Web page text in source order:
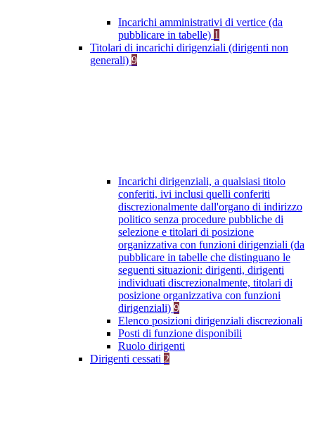
Incarichi amministrativi di vertice (da
pubblicare in tabelle) 1
Titolari di incarichi dirigenziali (dirigenti non
generali) 9
Incarichi dirigenziali, a qualsiasi titolo
conferiti, ivi inclusi quelli conferiti
discrezionalmente dall'organo di indirizzo
politico senza procedure pubbliche di
selezione e titolari di posizione
organizzativa con funzioni dirigenziali (da
pubblicare in tabelle che distinguano le
seguenti situazioni: dirigenti, dirigenti
individuati discrezionalmente, titolari di
posizione organizzativa con funzioni
dirigenziali) 9
Elenco posizioni dirigenziali discrezionali
Posti di funzione disponibili
Ruolo dirigenti
Dirigenti cessati 2